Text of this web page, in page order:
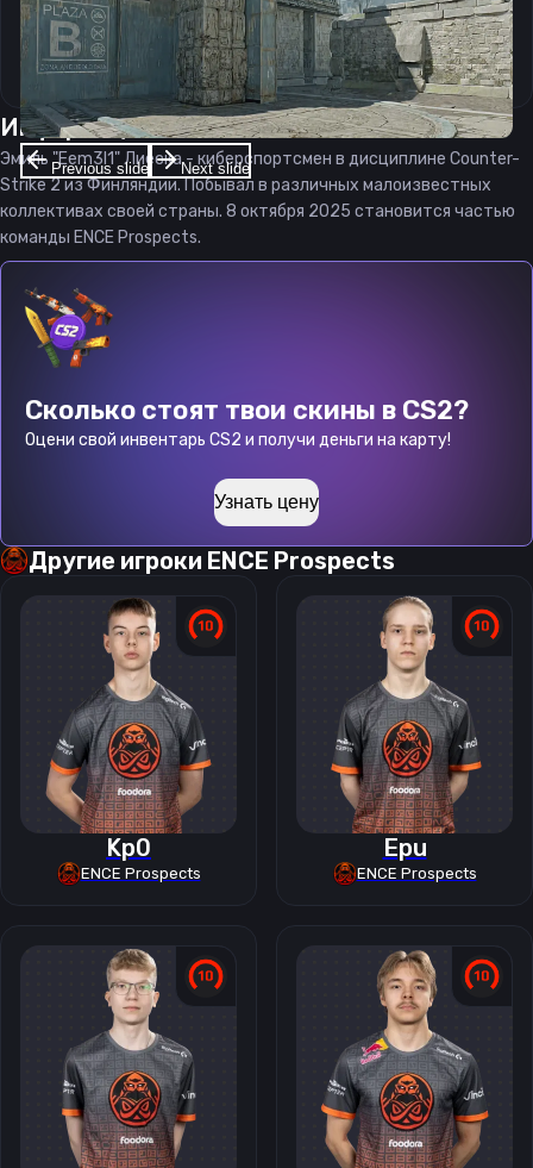
Previous slide Next slide
Настройки экрана
Формат изображения Растянутое
Информация оEem3l1
Эмиль "Eem3l1" Лиеска - киберспортсмен в дисциплине Counter-
Strike 2 из Финляндии. Побывал в различных малоизвестных
коллективах своей страны. 8 октября 2025 становится частью
команды ENCE Prospects.
Сколько стоят твои скины в CS2?
Оцени свой инвентарь CS2 и получи деньги на карту!
Узнать цену
Другие игроки ENCE Prospects
Kp0
ENCE Prospects
Epu
ENCE Prospects